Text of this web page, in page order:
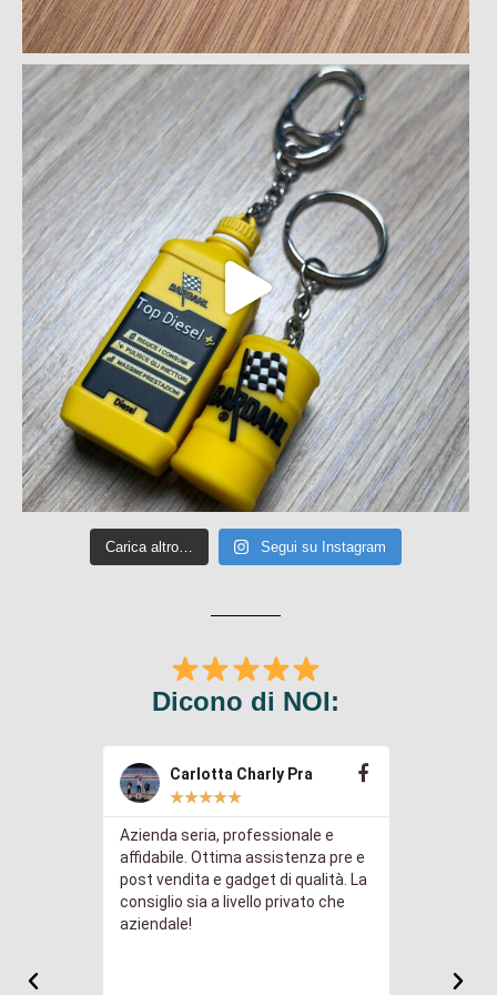
Carica altro… Segui su Instagram
Dicono di NOI:
Carlotta Charly Pra
★★★★★
Azienda seria, professionale e
affidabile. Ottima assistenza pre e
post vendita e gadget di qualità. La
consiglio sia a livello privato che
aziendale!
tengo